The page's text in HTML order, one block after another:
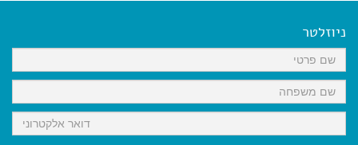
k
p
m
ניוזלטר